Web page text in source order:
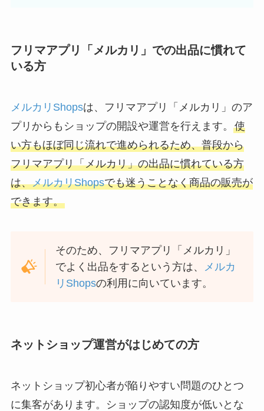
フリマアプリ「メルカリ」での出品に慣れて
いる方
メルカリShopsは、フリマアプリ「メルカリ」のア
プリからもショップの開設や運営を行えます。 使
い方もほぼ同じ流れで進められるため、普段から
フリマアプリ「メルカリ」の出品に慣れている方
は、メルカリShopsでも迷うことなく商品の販売が
できます。
そのため、フリマアプリ「メルカリ」
でよく出品をするという方は、 メルカ
リShopsの利用に向いています。
ネットショップ運営がはじめての方
ネットショップ初心者が陥りやすい問題のひとつ
に集客があります。ショップの認知度が低いとな